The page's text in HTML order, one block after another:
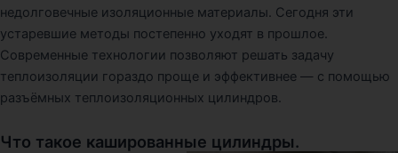
недолговечные изоляционные материалы. Сегодня эти
устаревшие методы постепенно уходят в прошлое.
Современные технологии позволяют решать задачу
теплоизоляции гораздо проще и эффективнее — с помощью
разъёмных теплоизоляционных цилиндров.
Что такое кашированные цилиндры.